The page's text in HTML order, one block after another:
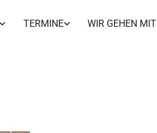
TERMINE WIR GEHEN MIT